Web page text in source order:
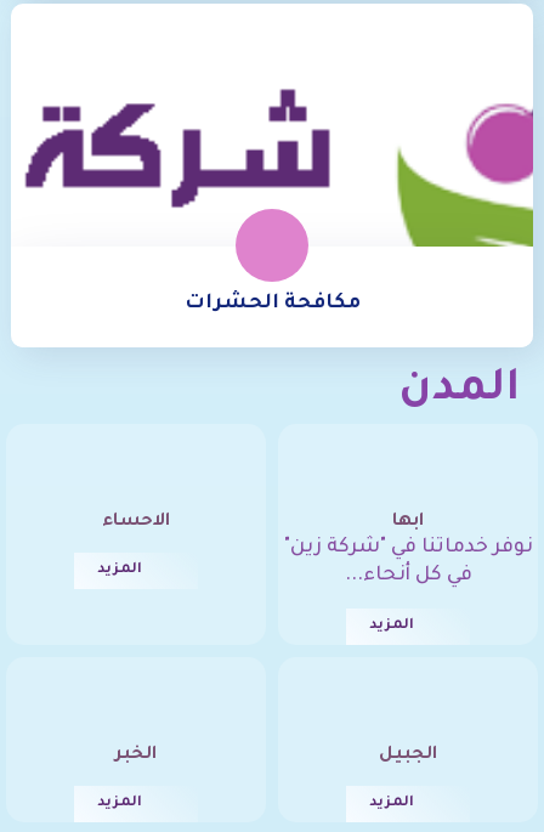
مكافحة الحشرات
المدن
ابها
نوفر خدماتنا في "شركة زين"
في كل أنحاء...
المزيد
الاحساء
المزيد
الجبيل
المزيد
الخبر
المزيد